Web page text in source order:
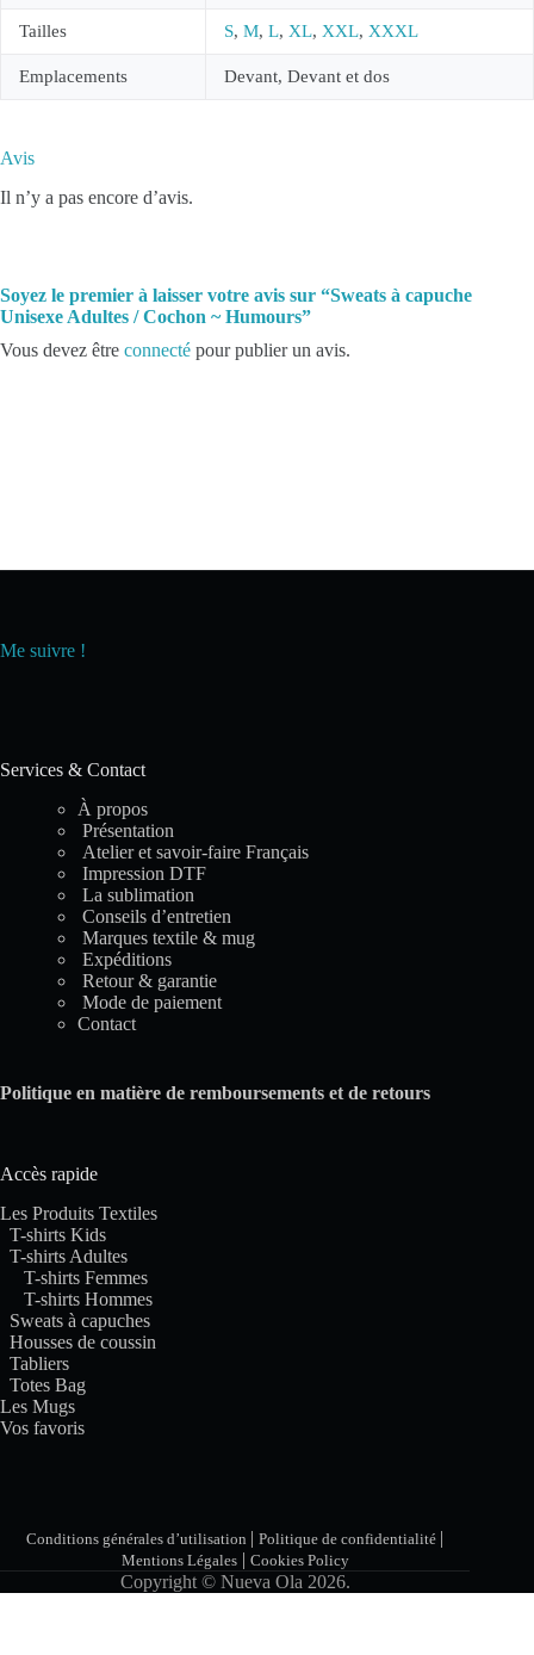
Tailles S, M, L, XL, XXL, XXXL
Emplacements Devant, Devant et dos
Avis
Il n’y a pas encore d’avis.
Soyez le premier à laisser votre avis sur “Sweats à capuche
Unisexe Adultes / Cochon ~ Humours”
Vous devez être connecté pour publier un avis.
Me suivre !
Services & Contact
À propos
Présentation
Atelier et savoir-faire Français
Impression DTF
La sublimation
Conseils d’entretien
Marques textile & mug
Expéditions
Retour & garantie
Mode de paiement
Contact
Politique en matière de remboursements et de retours
Accès rapide
Les Produits Textiles
T-shirts Kids
T-shirts Adultes
T-shirts Femmes
T-shirts Hommes
Sweats à capuches
Housses de coussin
Tabliers
Totes Bag
Les Mugs
Vos favoris
Conditions générales d’utilisation |Politique de confidentialité |
Mentions Légales| Cookies Policy
Copyright © Nueva Ola 2026.